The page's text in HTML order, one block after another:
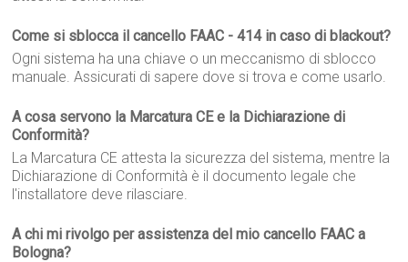
Come si sblocca il cancello FAAC - 414 in caso di blackout?
Ogni sistema ha una chiave o un meccanismo di sblocco
manuale. Assicurati di sapere dove si trova e come usarlo.
A cosa servono la Marcatura CE e la Dichiarazione di
Conformità?
La Marcatura CE attesta la sicurezza del sistema, mentre la
Dichiarazione di Conformità è il documento legale che
l'installatore deve rilasciare.
A chi mi rivolgo per assistenza del mio cancello FAAC a
Bologna?